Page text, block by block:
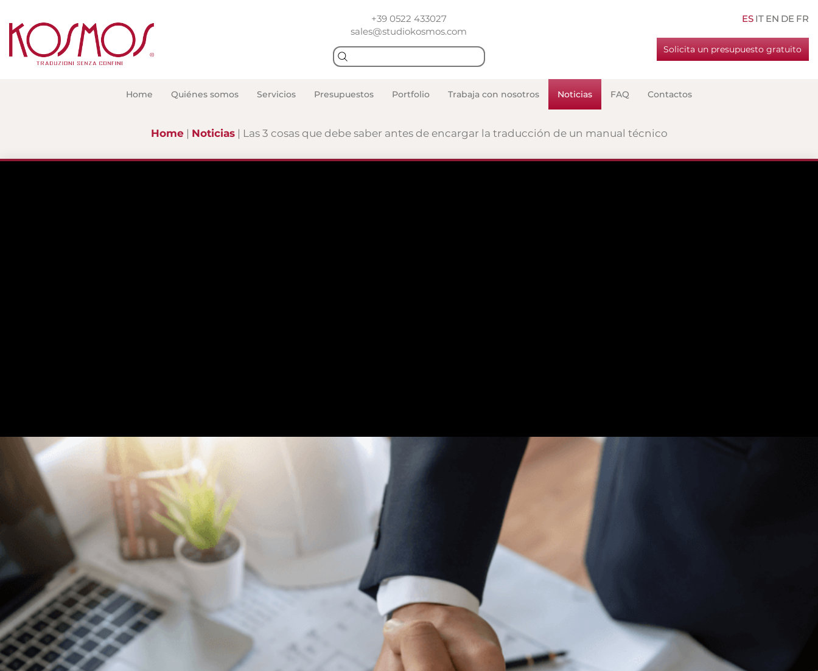
+39 0522 433027
sales@studiokosmos.com
ES IT EN DE FR
Solicita un presupuesto gratuito
Home Quiénes somos Servicios Presupuestos Portfolio Trabaja con nosotros Noticias FAQ Contactos
Home Noticias Las 3 cosas que debe saber antes de encargar la traducción de un manual técnico